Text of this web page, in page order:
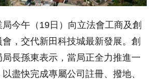
今午（19日）向立法會工商及創
，交代新田科技城最新發展。創
長孫東表示，當局正全力推進一
盡快完成專屬公司註冊、撥地、